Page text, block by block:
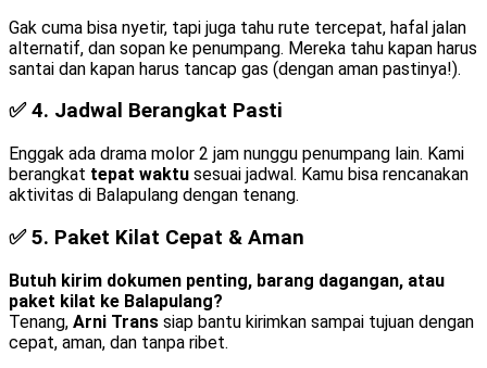
Gak cuma bisa nyetir, tapi juga tahu rute tercepat, hafal jalan
alternatif, dan sopan ke penumpang. Mereka tahu kapan harus
santai dan kapan harus tancap gas (dengan aman pastinya!).
✅ 4. Jadwal Berangkat Pasti
Enggak ada drama molor 2 jam nunggu penumpang lain. Kami
berangkat tepat waktu sesuai jadwal. Kamu bisa rencanakan
aktivitas di Balapulang dengan tenang.
✅ 5. Paket Kilat Cepat & Aman
Butuh kirim dokumen penting, barang dagangan, atau
paket kilat ke Balapulang?
Tenang, Arni Trans siap bantu kirimkan sampai tujuan dengan
cepat, aman, dan tanpa ribet.